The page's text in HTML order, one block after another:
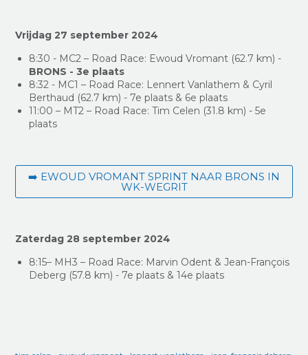
Vrijdag 27 september 2024
8:30 - MC2 – Road Race: Ewoud Vromant (62.7 km) -
BRONS - 3e plaats
8:32 - MC1 – Road Race: Lennert Vanlathem & Cyril
Berthaud (62.7 km) - 7e plaats & 6e plaats
11:00 – MT2 – Road Race: Tim Celen (31.8 km) - 5e
plaats
➡️ EWOUD VROMANT SPRINT NAAR BRONS IN
WK-WEGRIT
Zaterdag 28 september 2024
8:15– MH3 – Road Race: Marvin Odent & Jean-François
Deberg (57.8 km) - 7e plaats & 14e plaats